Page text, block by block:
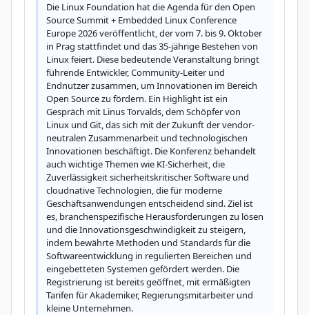
Die Linux Foundation hat die Agenda für den Open
Source Summit + Embedded Linux Conference
Europe 2026 veröffentlicht, der vom 7. bis 9. Oktober
in Prag stattfindet und das 35-jährige Bestehen von
Linux feiert. Diese bedeutende Veranstaltung bringt
führende Entwickler, Community-Leiter und
Endnutzer zusammen, um Innovationen im Bereich
Open Source zu fördern. Ein Highlight ist ein
Gespräch mit Linus Torvalds, dem Schöpfer von
Linux und Git, das sich mit der Zukunft der vendor-
neutralen Zusammenarbeit und technologischen
Innovationen beschäftigt. Die Konferenz behandelt
auch wichtige Themen wie KI-Sicherheit, die
Zuverlässigkeit sicherheitskritischer Software und
cloudnative Technologien, die für moderne
Geschäftsanwendungen entscheidend sind. Ziel ist
es, branchenspezifische Herausforderungen zu lösen
und die Innovationsgeschwindigkeit zu steigern,
indem bewährte Methoden und Standards für die
Softwareentwicklung in regulierten Bereichen und
eingebetteten Systemen gefördert werden. Die
Registrierung ist bereits geöffnet, mit ermäßigten
Tarifen für Akademiker, Regierungsmitarbeiter und
kleine Unternehmen.